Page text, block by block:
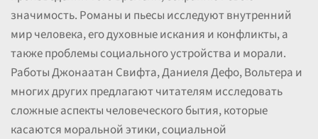
значимость. Романы и пьесы исследуют внутренний
мир человека, его духовные искания и конфликты, а
также проблемы социального устройства и морали.
Работы Джонаатан Свифта, Даниеля Дефо, Вольтера и
многих других предлагают читателям исследовать
сложные аспекты человеческого бытия, которые
касаются моральной этики, социальной